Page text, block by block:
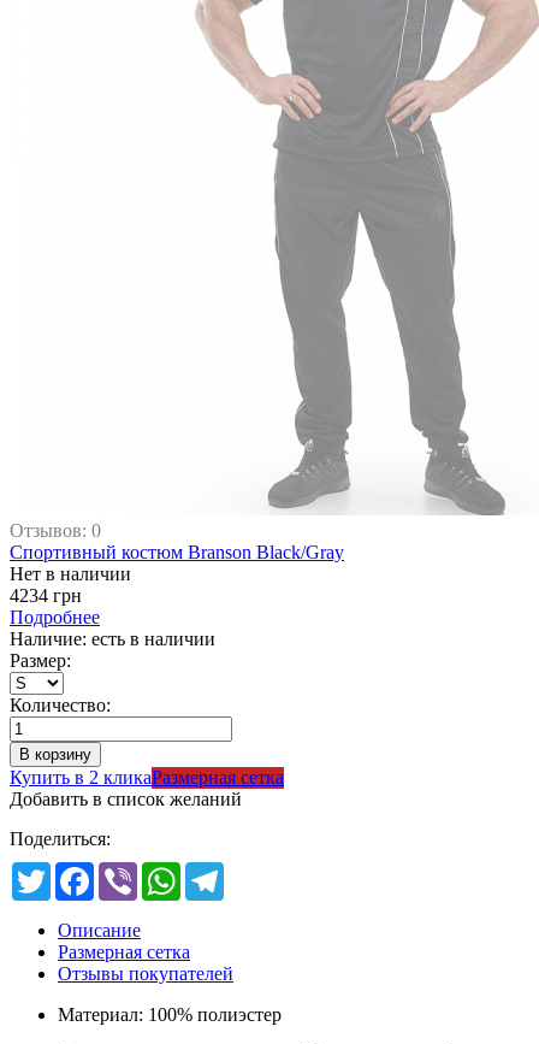
Отзывов: 0
Спортивный костюм Branson Black/Gray
Нет в наличии
4234 грн
Подробнее
Наличие: есть в наличии
Размер:
Количество:
Купить в 2 кликаРазмерная сетка
Добавить в список желаний
Поделиться:
TwitterFacebook
Viber WhatsApp
Описание
Размерная сетка
Отзывы покупателей
Материал: 100% полиэстер